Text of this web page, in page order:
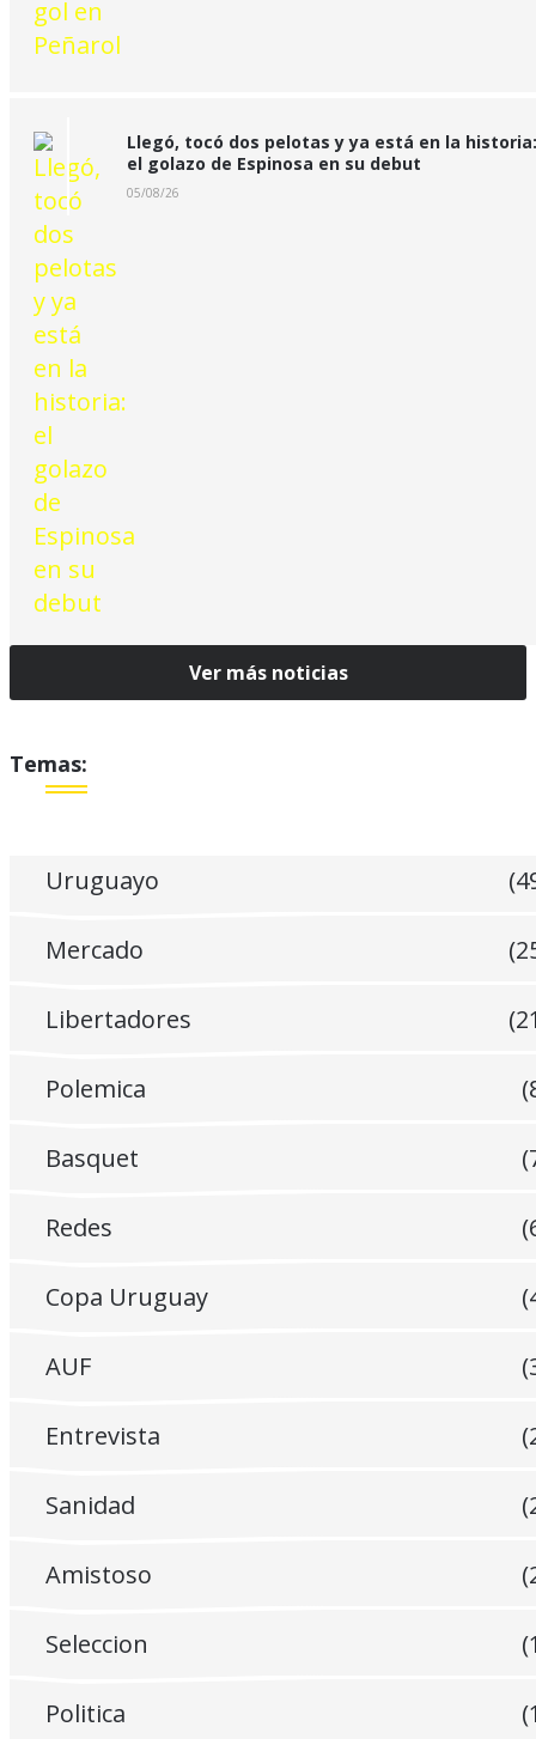
Llegó, tocó dos pelotas y ya está en la historia:
el golazo de Espinosa en su debut
05/08/26
Ver más noticias
Temas:
Uruguayo
Mercado
Libertadores
Polemica
Basquet
Redes
Copa Uruguay
AUF
Entrevista
Sanidad
Amistoso
Seleccion
Politica